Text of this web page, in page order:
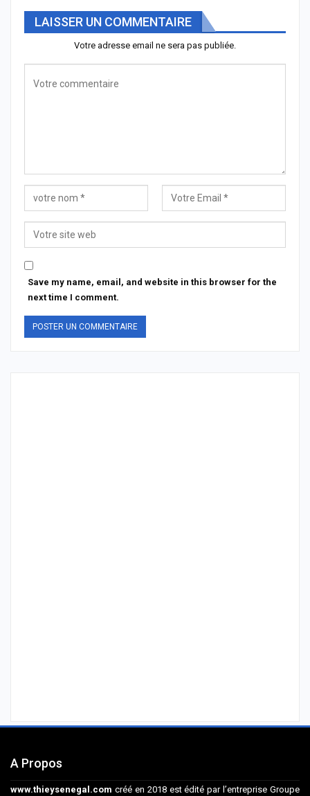
LAISSER UN COMMENTAIRE
Votre adresse email ne sera pas publiée.
Save my name, email, and website in this browser for the
next time I comment.
A Propos
www.thieysenegal.com créé en 2018 est édité par l’entreprise Groupe